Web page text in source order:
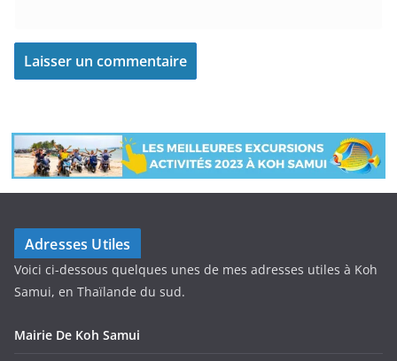
Adresses Utiles
Voici ci-dessous quelques unes de mes adresses utiles à Koh
Samui, en Thaïlande du sud.
Mairie De Koh Samui